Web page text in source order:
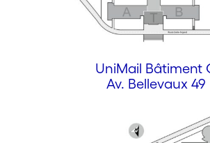
UniMail Bâtiment
Av. Bellevaux 49